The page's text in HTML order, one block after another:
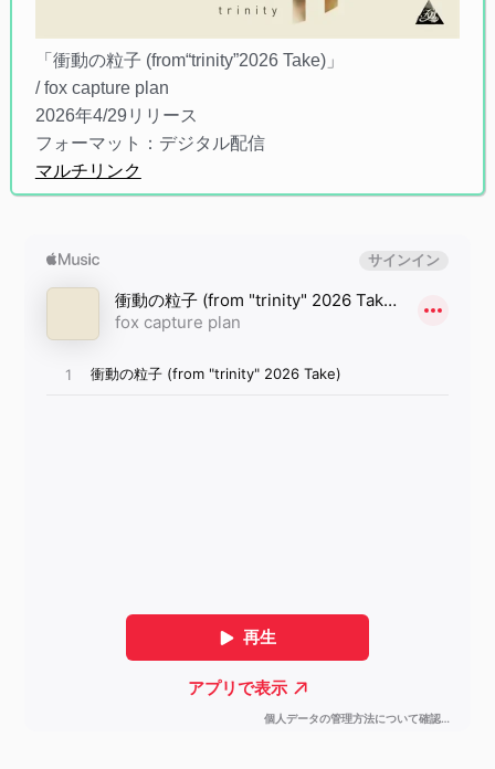
「衝動の粒子 (from“trinity”2026 Take)」
/ fox capture plan
2026年4/29リリース
フォーマット：デジタル配信
マルチリンク